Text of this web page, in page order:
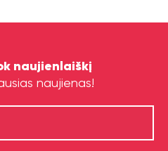
naujienlaiškį
naujienas!